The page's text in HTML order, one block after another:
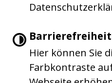
Barrierefreiheit
Hier können Sie
Farbkontraste